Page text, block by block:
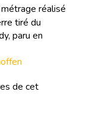
réalisé
tiré du
paru en
de cet